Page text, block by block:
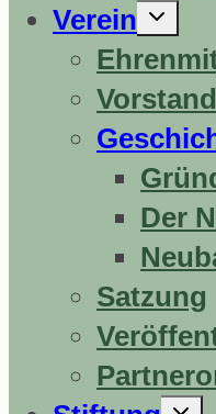
Verein
Untermenü
erweitern
Der
Satzung